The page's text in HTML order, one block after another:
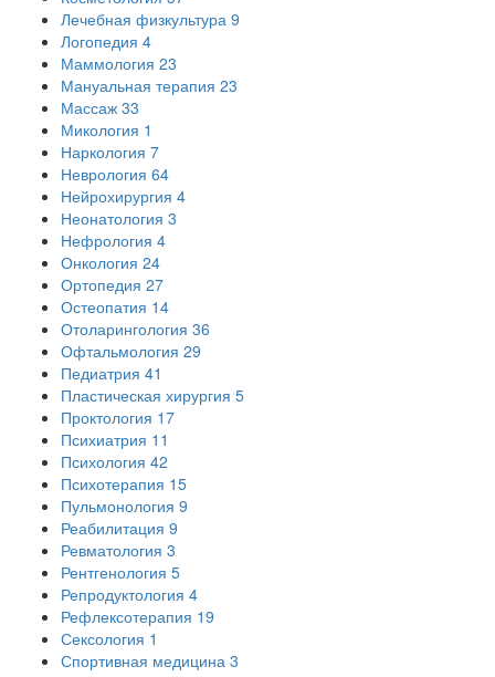
Лечебная физкультура 9
Логопедия 4
Маммология 23
Мануальная терапия 23
Массаж 33
Микология 1
Наркология 7
Неврология 64
Нейрохирургия 4
Неонатология 3
Нефрология 4
Онкология 24
Ортопедия 27
Остеопатия 14
Отоларингология 36
Офтальмология 29
Педиатрия 41
Пластическая хирургия 5
Проктология 17
Психиатрия 11
Психология 42
Психотерапия 15
Пульмонология 9
Реабилитация 9
Ревматология 3
Рентгенология 5
Репродуктология 4
Рефлексотерапия 19
Сексология 1
Спортивная медицина 3